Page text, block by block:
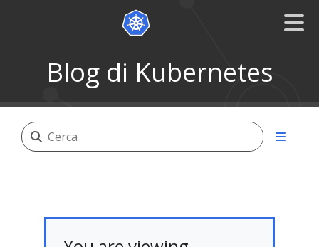
Blog di Kubernetes